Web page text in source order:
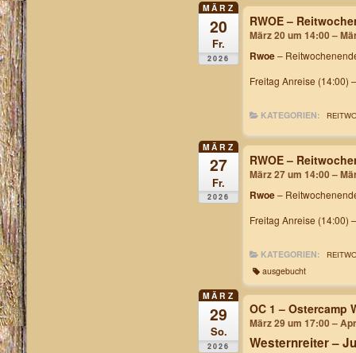
MÄRZ
20
Fr.
2026
RWOE –
März 20 um 14:00 –
Rwoe–
Freitag Anreise (14:00)
KATEGORIEN:
MÄRZ
27
Fr.
2026
RWOE –
März 27 um 14:00 –
Rwoe–
Freitag Anreise (14:00)
KATEGORIEN:
ausgebucht
MÄRZ
29
So.
2026
OC 1 – Ostercamp
März 29 um 17:00 –
Westernreiter –